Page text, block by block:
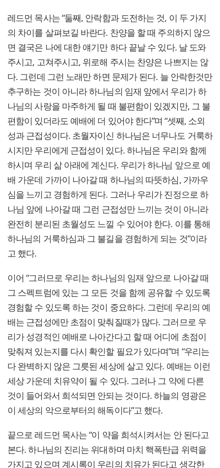
레드먼 목사는 “둘째, 안락함과 도전하는 것, 이 두 가지
의 차이를 살펴보길 바란다. 찬양을 할 때 주의하지 않으
면 결국은 나에 대한 얘기만 하다 끝날 수 있다. 날 도와
주시고, 고쳐주시고, 위로해 주시는 찬양은 나쁘지는 않
다. 그런데 그런 노래만 하면 문제가 된다. 늘 안락한것만
추구하는 것이 아니라 하나님의 임재 앞에서 우리가 하
나님의 사랑을 마주하게 될 때 불편함이 있겠지만, 그 불
편함이 있더라도 예배에 더 있어야 한다”며 “셋째, 소외
성과 근접성이다. 초월자이신 하나님은 너무나도 거룩하
시지만 우리에게 근접성이 있다. 하나님은 우리와 함께
하시며 우리 삶 아래에 계신다. 우리가 하나님 앞으로 예
배 가운데 가까이 나아갈 때 하나님의 따뜻하심, 가까우
심을 느끼고 경험하게 된다. 그러나 우리가 진정으로 하
나님 앞에 나아갈 때 그런 근접성만 느끼는 것이 아니라
완전히 분리된 초월성도 느낄 수 있어야 한다. 이를 통해
하나님의 거룩하심과 그 불길을 경험하게 되는 것”이라
고 했다.
이어 “그러므로 우리는 하나님의 임재 앞으로 나아갈 때
그 스펙트럼에 있는 그 모든 것을 함께 공유할 수 있도록
경험할 수 있도록 하는 것이 중요하다. 그런데 우리의 예
배는 근접성에만 초점이 맞춰질때가 많다. 그러므로 우
리가 성경적인 예배로 나아간다고 할 때 어디에 초점이
맞춰져 있는지를 다시 확인할 필요가 있다며”며 “우리는
다 완벽하지 않은 그릇된 세상에 살고 있다. 예배는 이런
세상 가운데 치유약이 될 수 있다. 그러나 그 약에 다른
것이 들어와서 희석되면 안되는 것이다. 하늘의 영광은
이 세상의 악으로부터의 해독이다”고 했다.
끝으로 레드먼 목사는 “이 약을 희석시켜서는 안 된다고
본다. 하나님의 진리는 위대하며 마치 핵폭탄급 위력을
가지고 있으며 계시록이 우리의 치유가 된다고 생각한